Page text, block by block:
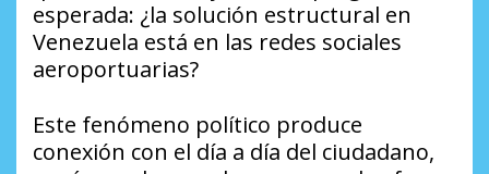
esperada: ¿la solución estructural en
Venezuela está en las redes sociales
aeroportuarias?
Este fenómeno político produce
conexión con el día a día del ciudadano,